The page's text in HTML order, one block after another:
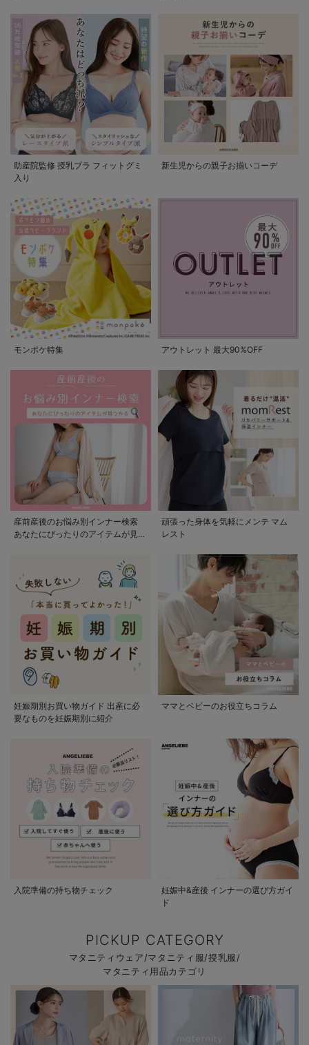
助産院監修 授乳ブラ フィットグミ
入り
新生児からの親子お揃いコーデ
モンポケ特集 アウトレット 最大90%OFF
産前産後のお悩み別インナー検索
あなたにぴったりのアイテムが見つ
頑張った身体を気軽にメンテ マム
レスト
妊娠期別お買い物ガイド 出産に必
要なものを妊娠期別に紹介
ママとベビーのお役立ちコラム
入院準備の持ち物チェック
妊娠中&産後 インナーの選び方ガイ
ド
PICKUP CATEGORY
マタニティウェア/マタニティ服/授乳服/
マタニティ用品カテゴリ